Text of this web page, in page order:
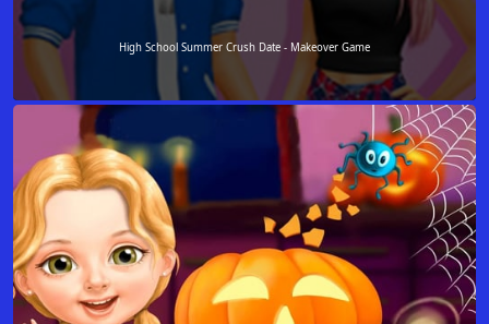
High School Summer Crush Date - Makeover Game